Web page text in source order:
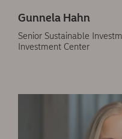
Gunnela Hahn
Senior Sustainable
Investment Center